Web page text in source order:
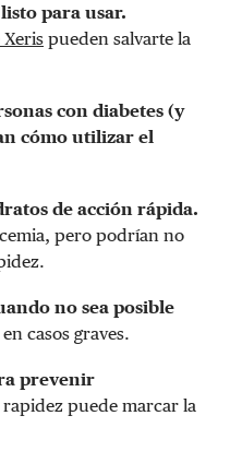
para usar.
Xeris pueden salvarte la
con diabetes (y
cómo utilizar el
de acción rápida.
pero podrían no
no sea posible
casos graves.
prevenir
puede marcar la